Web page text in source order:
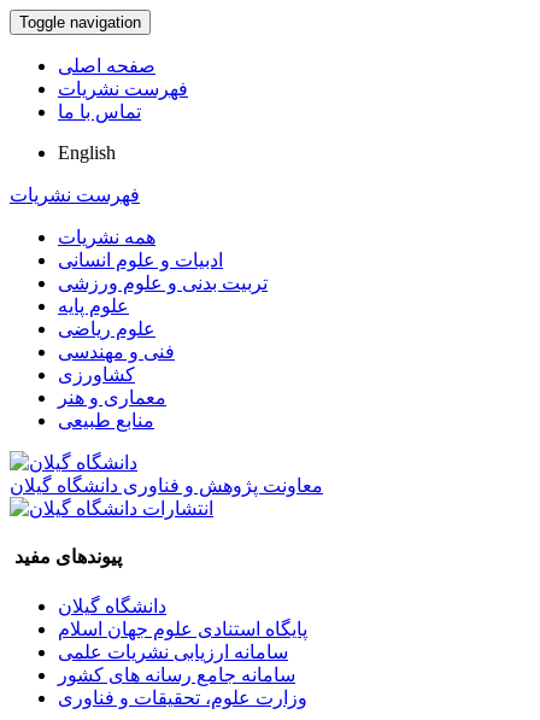
Toggle navigation
صفحه اصلی
فهرست نشریات
تماس با ما
English
فهرست نشریات
همه نشریات
ادبیات و علوم انسانی
تربیت بدنی و علوم ورزشی
علوم پایه
علوم ریاضی
فنی و مهندسی
کشاورزی
معماری و هنر
منابع طبیعی
معاونت پژوهش و فناوری دانشگاه گیلان
پیوندهای مفید
دانشگاه گیلان
پایگاه استنادی علوم جهان اسلام
سامانه ارزیابی نشریات علمی
سامانه جامع رسانه های کشور
وزارت علوم، تحقیقات و فناوری